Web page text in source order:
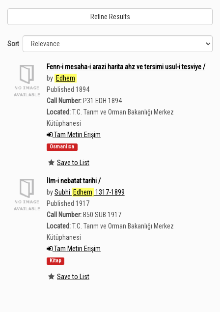
Refine Results
Sort
Fenn-i mesaha-i arazi harita ahz ve tersimi usul-i tesviye /
by Edhem
Published 1894
Call Number: P31 EDH 1894
Located:T.C. Tarım ve Orman Bakanlığı Merkez
Kütüphanesi
Tam Metin Erişim
Osmanlıca
Save to List
İlm-i nebatat tarihi /
bySubhi Edhem 1317-1899
Published 1917
Call Number: B50 SUB 1917
Located:T.C. Tarım ve Orman Bakanlığı Merkez
Kütüphanesi
Tam Metin Erişim
Kitap
Save to List